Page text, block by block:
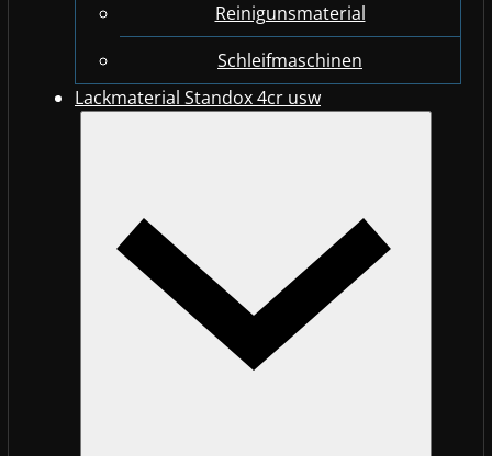
Reinigunsmaterial
Schleifmaschinen
Lackmaterial Standox 4cr usw